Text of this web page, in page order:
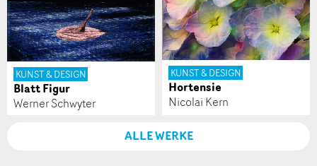
KUNST & DESIGN
Blatt Figur
Werner Schwyter
KUNST & DESIGN
Hortensie
Nicolai Kern
ALLE WERKE